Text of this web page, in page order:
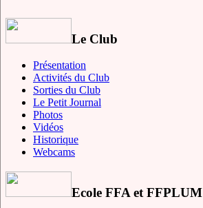
Le Club
Présentation
Activités du Club
Sorties du Club
Le Petit Journal
Photos
Vidéos
Historique
Webcams
Ecole FFA et FFPLUM